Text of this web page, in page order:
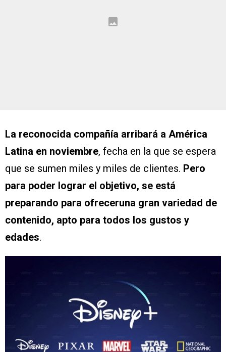
La reconocida compañía arribará a América
Latina en noviembre, fecha en la que se espera
que se sumen miles y miles de clientes. Pero
para poder lograr el objetivo, se está
preparando para ofreceruna gran variedad de
contenido, apto para todos los gustos y
edades.